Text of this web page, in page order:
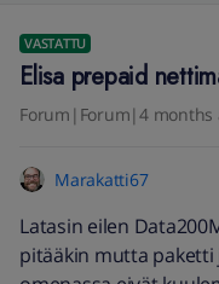
VASTATTU
Elisa prepaid
Forum|Forum|4 months
Marakatti67
Latasin eilen
pitääkin mutta paketti